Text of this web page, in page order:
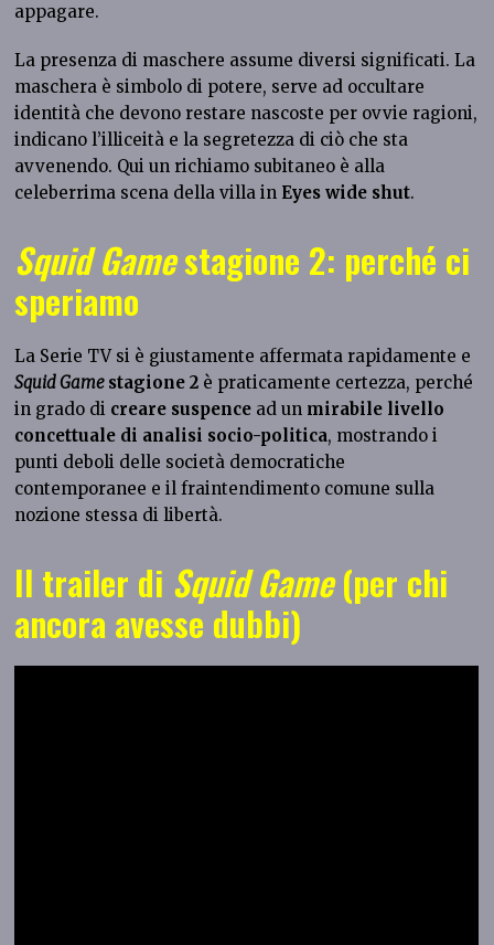
appagare.
La presenza di maschere assume diversi significati. La
maschera è simbolo di potere, serve ad occultare
identità che devono restare nascoste per ovvie ragioni,
indicano l’illiceità e la segretezza di ciò che sta
avvenendo. Qui un richiamo subitaneo è alla
celeberrima scena della villa in Eyes wide shut.
Squid Gamestagione 2: perché ci
speriamo
La Serie TV si è giustamente affermata rapidamente e
Squid Game stagione 2 è praticamente certezza, perché
in grado di creare suspence ad un mirabile livello
concettuale di analisi socio-politica, mostrando i
punti deboli delle società democratiche
contemporanee e il fraintendimento comune sulla
nozione stessa di libertà.
Il trailer di Squid Game(per chi
ancora avesse dubbi)